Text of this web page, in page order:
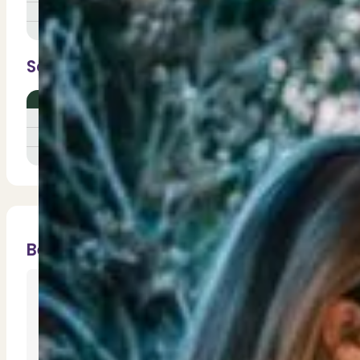
Bekijk ons huuraanbod..
Nieuwbouw projecten
De toekomst, te koop..
Diensten
Verkoop
Begeleiding naar een succesvolle verkoop
Aankoop
Samen vinden wij jouw droomwoning
Taxatie
Voldoe aan alle wettelijke eisen
Stille Verkoop
Verkoop jouw huis discreet..
Nieuwbouw verkopen
Vraagt om specialistische kennis...
Verhuren
Verhuur uw woning via ons netwerk
Verhuur & Beheer
Huurwoningen én beheer op maat
Uitkeringen (aant. per 1000)
28
Gemiddeld inkomen
36000
Samenstelling Huishoudens (%)
Oostzanerwerf
Landelijk
Eenpersoons
18
Zonder kinderen
49
Met kinderen
26
Bekijk ook...
Loosdrecht
Loenen aan de Vecht
Hilversum
Overveen
Veen en Duin